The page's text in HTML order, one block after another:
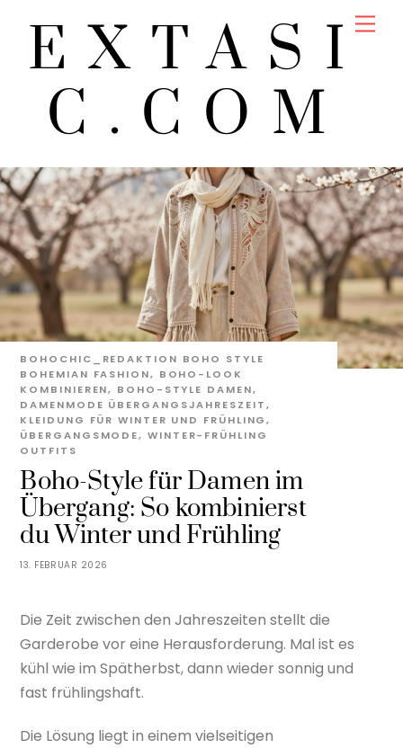
contentEXTASI
C.COM
13. FEBRUAR 2026
Boho-Style für Damen im
Übergang: So kombinierst
du Winter und Frühling
BOHOCHIC_REDAKTION BOHO STYLE
BOHEMIAN FASHION, BOHO-LOOK
KOMBINIEREN, BOHO-STYLE DAMEN,
DAMENMODE ÜBERGANGSJAHRESZEIT,
KLEIDUNG FÜR WINTER UND FRÜHLING,
ÜBERGANGSMODE, WINTER-FRÜHLING
OUTFITS
Die Zeit zwischen den Jahreszeiten stellt die
Garderobe vor eine Herausforderung. Mal ist es
kühl wie im Spätherbst, dann wieder sonnig und
fast frühlingshaft.
Die Lösung liegt in einem vielseitigen